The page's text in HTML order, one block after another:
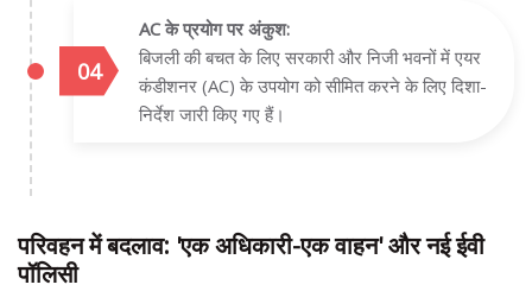
AC के प्रयोग पर अंकुश:
बिजली की बचत के लिए सरकारी और निजी भवनों में एयर
कंडीशनर (AC) के उपयोग को सीमित करने के लिए दिशा-
निर्देश जारी किए गए हैं।
परिवहन में बदलाव: 'एक अधिकारी-एक वाहन' और नई ईवी
पॉलिसी